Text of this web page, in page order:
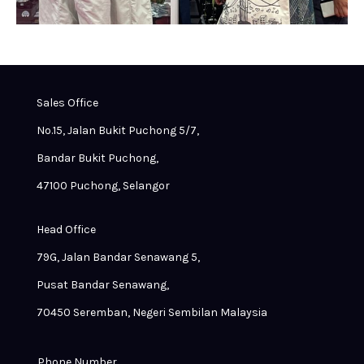
Sales Office
No.15, Jalan Bukit Puchong 5/7,
Bandar Bukit Puchong,
47100 Puchong, Selangor
Head Office
79G, Jalan Bandar Senawang 5,
Pusat Bandar Senawang,
70450 Seremban, Negeri Sembilan Malaysia